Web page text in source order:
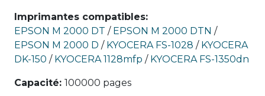
Imprimantes compatibles:
EPSON M 2000 DT / EPSON M 2000 DTN /
EPSON M 2000 D / KYOCERA FS-1028 / KYOCERA
DK-150 / KYOCERA 1128mfp / KYOCERA FS-1350dn
Capacité: 100000 pages